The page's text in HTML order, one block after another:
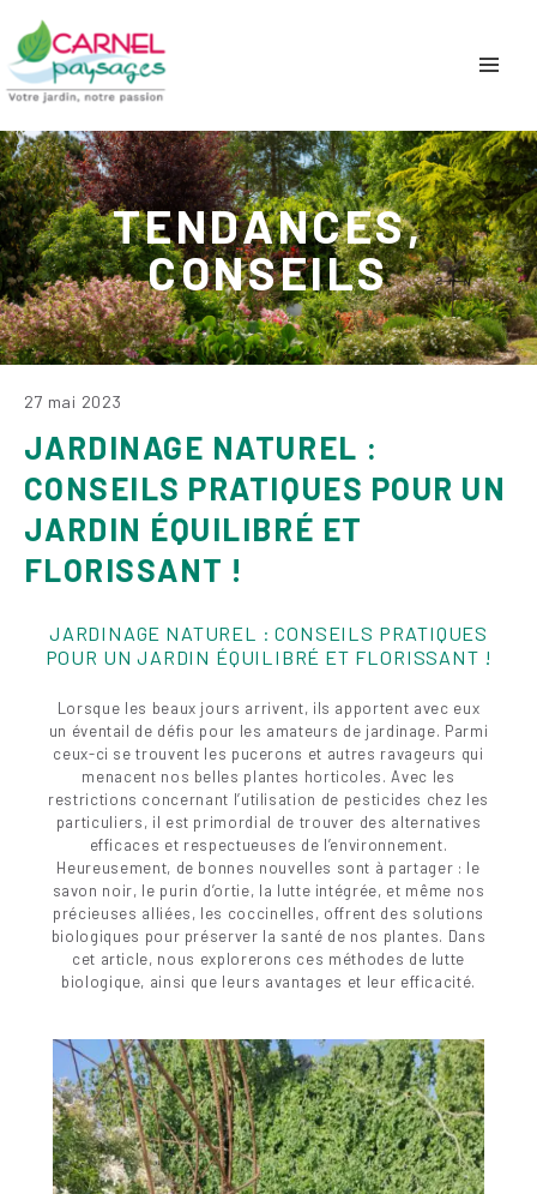
TENDANCES,
CONSEILS
27 mai 2023
JARDINAGE NATUREL :
CONSEILS PRATIQUES POUR UN
JARDIN ÉQUILIBRÉ ET
FLORISSANT !
JARDINAGE NATUREL : CONSEILS PRATIQUES
POUR UN JARDIN ÉQUILIBRÉ ET FLORISSANT !
Lorsque les beaux jours arrivent, ils apportent avec eux
un éventail de défis pour les amateurs de jardinage. Parmi
ceux-ci se trouvent les pucerons et autres ravageurs qui
menacent nos belles plantes horticoles. Avec les
restrictions concernant l’utilisation de pesticides chez les
particuliers, il est primordial de trouver des alternatives
efficaces et respectueuses de l’environnement.
Heureusement, de bonnes nouvelles sont à partager : le
savon noir, le purin d’ortie, la lutte intégrée, et même nos
précieuses alliées, les coccinelles, offrent des solutions
biologiques pour préserver la santé de nos plantes. Dans
cet article, nous explorerons ces méthodes de lutte
biologique, ainsi que leurs avantages et leur efficacité.